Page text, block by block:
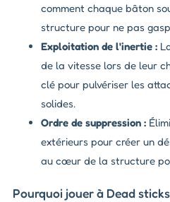
comment chaque bâton
structure pour ne pas
Exploitation de l'inertie :
de la vitesse lors de leur
clé pour pulvériser les
solides.
Ordre de suppression :
extérieurs pour créer un
au cœur de la structure
Pourquoi jouer à Dead